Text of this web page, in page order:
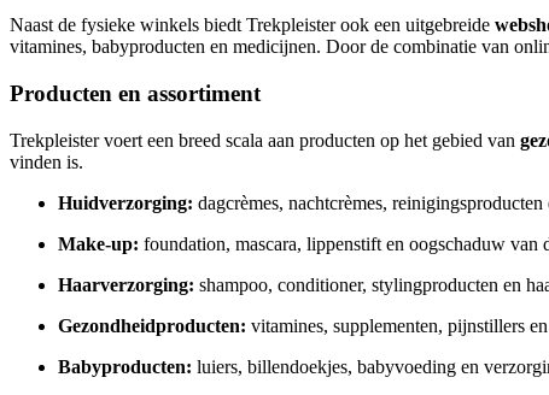
Naast de fysieke winkels biedt Trekpleister ook een uitgebreide
vitamines, babyproducten en medicijnen. Door de combinatie van
Producten en assortiment
Trekpleister voert een breed scala aan producten op het gebied van
vinden is.
Huidverzorging: dagcrèmes, nachtcrèmes, reinigingsproducten
Make-up: foundation, mascara, lippenstift en oogschaduw van
Haarverzorging: shampoo, conditioner, stylingproducten en
Gezondheidproducten: vitamines, supplementen, pijnstillers
Babyproducten: luiers, billendoekjes, babyvoeding en